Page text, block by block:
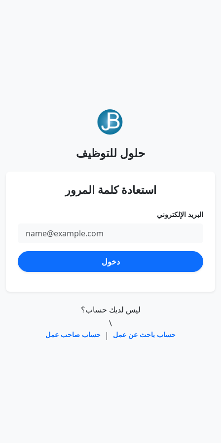
حلول للتوظيف
استعادة كلمة المرور
البريد الإلكتروني
دخول
ليس لديك حساب؟
\
حساب باحث عن عمل | حساب صاحب عمل